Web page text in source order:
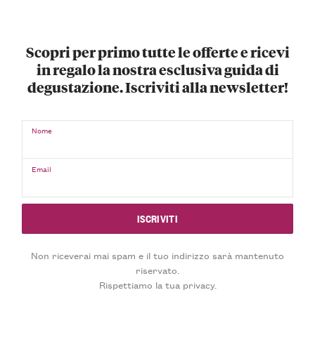
Scopri per primo tutte le offerte e ricevi
in regalo la nostra esclusiva guida di
degustazione. Iscriviti alla newsletter!
Nome
Email
Non riceverai mai spam e il tuo indirizzo sarà mantenuto
riservato.
Rispettiamo la tua privacy.